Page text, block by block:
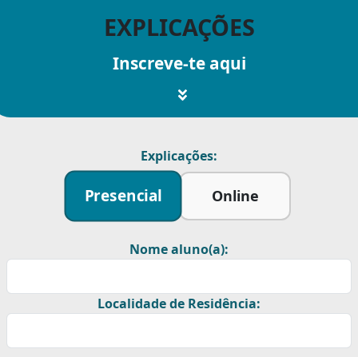
EXPLICAÇÕES
Inscreve-te aqui
Explicações:
Presencial Online
Nome aluno(a):
Localidade de Residência: